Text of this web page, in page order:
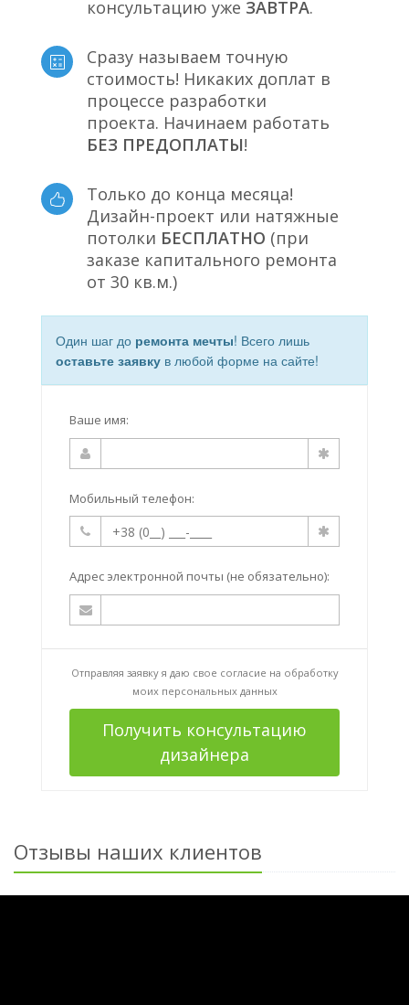
консультацию уже ЗАВТРА.
Сразу называем точную
стоимость! Никаких доплат в
процессе разработки
проекта. Начинаем работать
БЕЗ ПРЕДОПЛАТЫ!
Только до конца месяца!
Дизайн-проект или натяжные
потолки БЕСПЛАТНО (при
заказе капитального ремонта
от 30 кв.м.)
Один шаг до ремонта мечты! Всего лишь
оставьте заявку в любой форме на сайте!
Ваше имя:
Мобильный телефон:
Адрес электронной почты (не обязательно):
Отправляя заявку я даю свое согласие на обработку
моих персональных данных
Получить консультацию
дизайнера
Отзывы наших клиентов